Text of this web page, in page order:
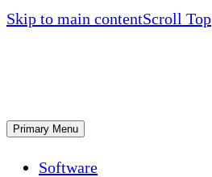
Skip to main contentScroll Top
Primary Menu
Software